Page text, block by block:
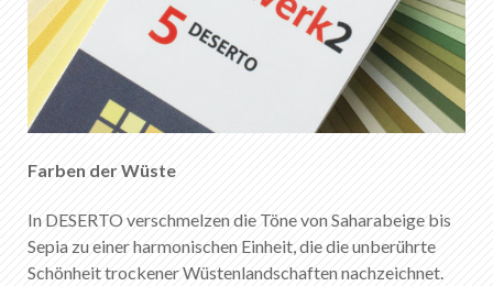
Farben der Wüste
In DESERTO verschmelzen die Töne von Saharabeige bis
Sepia zu einer harmonischen Einheit, die die unberührte
Schönheit trockener Wüstenlandschaften nachzeichnet.